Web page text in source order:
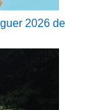
2026 de